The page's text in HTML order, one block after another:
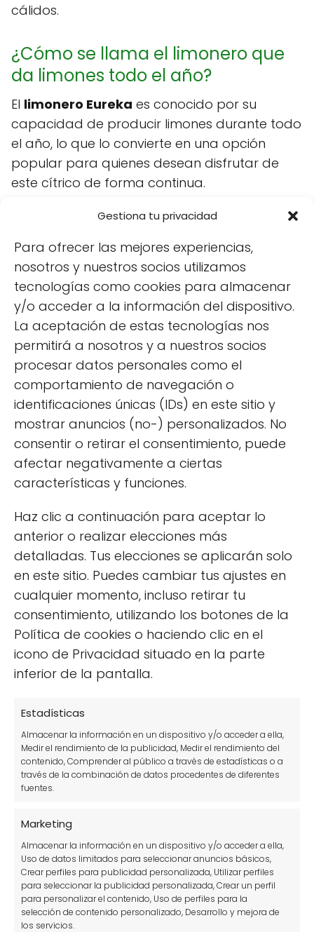
Gestiona tu privacidad
Para ofrecer las mejores experiencias,
nosotros y nuestros socios utilizamos
tecnologías como cookies para almacenar
y/o acceder a la información del dispositivo.
La aceptación de estas tecnologías nos
permitirá a nosotros y a nuestros socios
procesar datos personales como el
comportamiento de navegación o
identificaciones únicas (IDs) en este sitio y
mostrar anuncios (no-) personalizados. No
consentir o retirar el consentimiento, puede
afectar negativamente a ciertas
características y funciones.
Haz clic a continuación para aceptar lo
anterior o realizar elecciones más
detalladas. Tus elecciones se aplicarán solo
en este sitio. Puedes cambiar tus ajustes en
cualquier momento, incluso retirar tu
consentimiento, utilizando los botones de la
Política de cookies o haciendo clic en el
icono de Privacidad situado en la parte
inferior de la pantalla.
Estadísticas
Almacenar la información en un dispositivo y/o acceder a ella,
Medir el rendimiento de la publicidad, Medir el rendimiento del
contenido, Comprender al público a través de estadísticas o a
través de la combinación de datos procedentes de diferentes
fuentes.
Marketing
Almacenar la información en un dispositivo y/o acceder a ella,
Uso de datos limitados para seleccionar anuncios básicos,
Crear perfiles para publicidad personalizada, Utilizar perfiles
para seleccionar la publicidad personalizada, Crear un perfil
para personalizar el contenido, Uso de perfiles para la
selección de contenido personalizado, Desarrollo y mejora de
los servicios.
cálidos.
¿Cómo se llama el limonero que
da limones todo el año?
El limonero Eureka es conocido por su
capacidad de producir limones durante todo
el año, lo que lo convierte en una opción
popular para quienes desean disfrutar de
este cítrico de forma continua.
Propietario de un huerto urbano
donde produzco mis propias
fresas, pimientos, frambuesas y
sobre todo paso ratos muy
agradables viendo crecer y
desarrollarse mis plantas, ¿te unes
a la fiebre de los huertos urbanos?
Begonia de Flor
(Begonia
Cuidados, Propiedades
y Cultivo
Cómo recuperar una
yuca con hojas
También puedes leer:
Solución Definitiva: Hojas de Naranjo
Enrolladas | 3 Causas y Cómo Curarlo
Distribución ideal de árboles frutales
en un terreno según el clima y el
espacio